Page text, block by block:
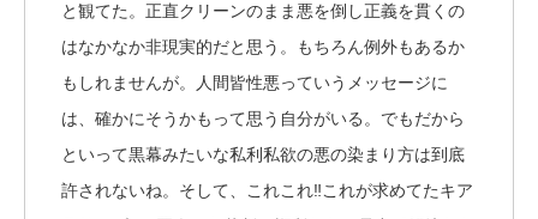
と観てた。正直クリーンのまま悪を倒し正義を貫くの
はなかなか非現実的だと思う。もちろん例外もあるか
もしれませんが。人間皆性悪っていうメッセージに
は、確かにそうかもって思う自分がいる。でもだから
といって黒幕みたいな私利私欲の悪の染まり方は到底
許されないね。そして、これこれ‼️これが求めてたキア